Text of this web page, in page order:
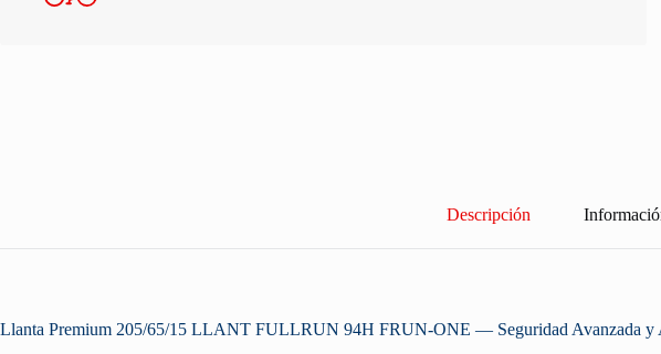
Descripción
Llanta Premium 205/65/15 LLANT FULLRUN 94H FRUN-ONE — Seguridad Avanzada y